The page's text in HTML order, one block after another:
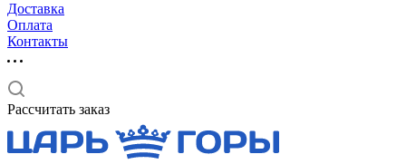
Доставка
Оплата
Контакты
Рассчитать заказ